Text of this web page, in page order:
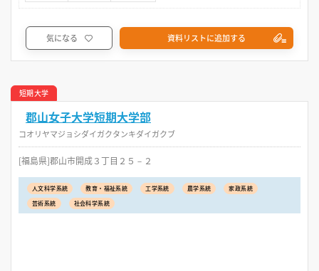
気になる 資料リストに追加する
短期大学
郡山女子大学短期大学部
コオリヤマジョシダイガクタンキダイガクブ
[福島県]郡山市開成３丁目２５－２
人文科学系統 教育・福祉系統 工学系統 農学系統
家政系統
芸術系統
社会科学系統